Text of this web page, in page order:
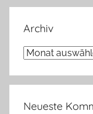
Archiv
Archiv
Neueste